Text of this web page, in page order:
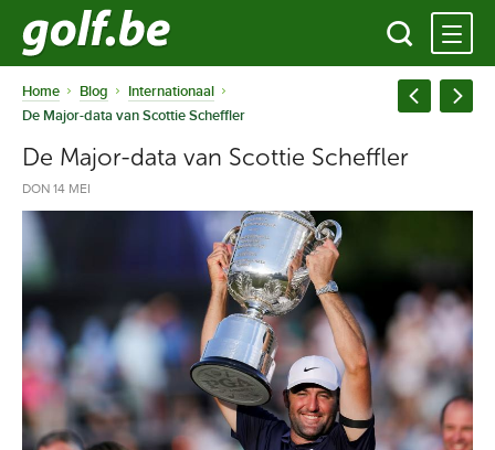
Home Blog
Internationaal
De Major-data van Scottie Scheffler
De Major-data van Scottie Scheffler
DON 14 MEI